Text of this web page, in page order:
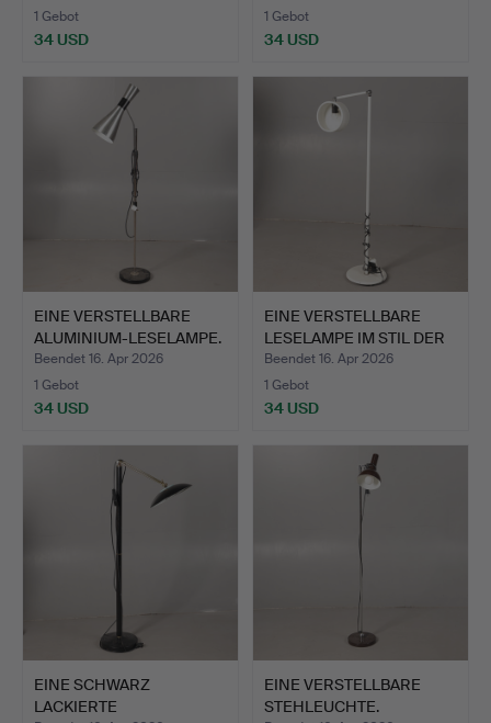
1 Gebot
34 USD
1 Gebot
34 USD
EINE VERSTELLBARE
ALUMINIUM-LESELAMPE.
Beendet 16. Apr 2026
1 Gebot
34 USD
EINE VERSTELLBARE
LESELAMPE IM STIL DER
19…
Beendet 16. Apr 2026
1 Gebot
34 USD
EINE SCHWARZ
LACKIERTE
EINE VERSTELLBARE
STEHLEUCHTE.